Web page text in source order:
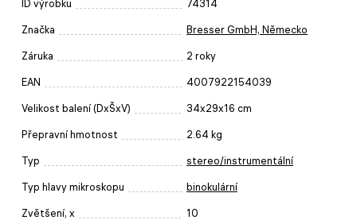
ID výrobku 74314
Značka Bresser GmbH, Německo
Záruka 2 roky
EAN 4007922154039
Velikost balení (DxŠxV) 34x29x16 cm
Přepravní hmotnost 2.64 kg
Typ stereo/instrumentální
Typ hlavy mikroskopu binokulární
Zvětšení, x 10